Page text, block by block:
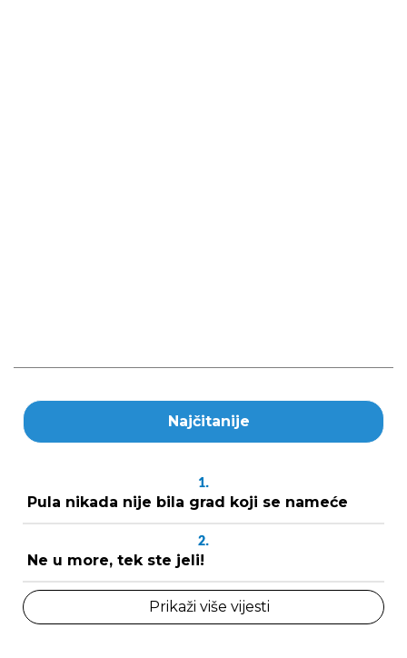
Najčitanije
1.
Pula nikada nije bila grad koji se nameće
2.
Ne u more, tek ste jeli!
Prikaži više vijesti